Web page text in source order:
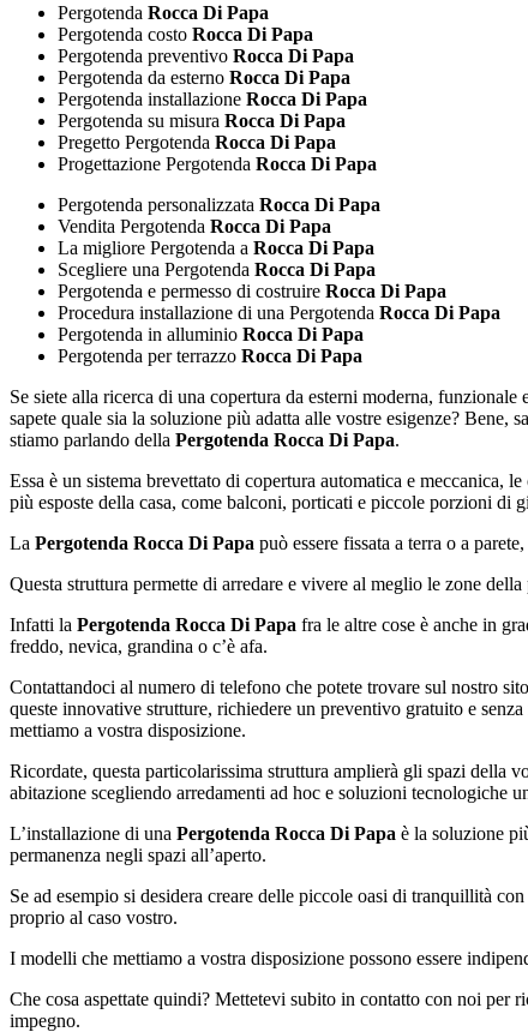
Pergotenda Rocca Di Papa
Pergotenda costo Rocca Di Papa
Pergotenda preventivo Rocca Di Papa
Pergotenda da esterno Rocca Di Papa
Pergotenda installazione Rocca Di Papa
Pergotenda su misura Rocca Di Papa
Pregetto Pergotenda Rocca Di Papa
Progettazione Pergotenda Rocca Di Papa
Pergotenda personalizzata Rocca Di Papa
Vendita Pergotenda Rocca Di Papa
La migliore Pergotenda a Rocca Di Papa
Scegliere una Pergotenda Rocca Di Papa
Pergotenda e permesso di costruire Rocca Di Papa
Procedura installazione di una Pergotenda Rocca Di Papa
Pergotenda in alluminio Rocca Di Papa
Pergotenda per terrazzo Rocca Di Papa
Se siete alla ricerca di una copertura da esterni moderna,
sapete quale sia la soluzione più adatta alle vostre esigenze?
stiamo parlando della Pergotenda Rocca Di Papa.
Essa è un sistema brevettato di copertura automatica e
più esposte della casa, come balconi, porticati e piccole porzioni di
La Pergotenda Rocca Di Papa può essere fissata a terra o a
Questa struttura permette di arredare e vivere al meglio le zone
Infatti la Pergotenda Rocca Di Papa fra le altre cose è anche in
freddo, nevica, grandina o c’è afa.
Contattandoci al numero di telefono che potete trovare sul nostro
queste innovative strutture, richiedere un preventivo gratuito e
mettiamo a vostra disposizione.
Ricordate, questa particolarissima struttura amplierà gli spazi della
abitazione scegliendo arredamenti ad hoc e soluzioni tecnologiche
L’installazione di una Pergotenda Rocca Di Papa è la soluzione
permanenza negli spazi all’aperto.
Se ad esempio si desidera creare delle piccole oasi di tranquillità
proprio al caso vostro.
I modelli che mettiamo a vostra disposizione possono essere
Che cosa aspettate quindi? Mettetevi subito in contatto con noi
impegno.